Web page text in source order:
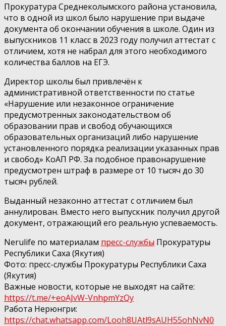
Прокуратура Среднеколымского района установила,
что в одной из школ было нарушение при выдаче
документа об окончании обучения в школе. Один из
выпускников 11 класс в 2023 году получил аттестат с
отличием, хотя не набрал для этого необходимого
количества баллов на ЕГЭ.
Директор школы был привлечён к
административной ответственности по статье
«Нарушение или незаконное ограничение
предусмотренных законодательством об
образовании прав и свобод обучающихся
образовательных организаций либо нарушение
установленного порядка реализации указанных прав
и свобод» КоАП РФ. За подобное правонарушение
предусмотрен штраф в размере от 10 тысяч до 30
тысяч рублей.
Выданный незаконно аттестат с отличием был
аннулирован. Вместо него выпускник получил другой
документ, отражающий его реальную успеваемость.
Nerulife по материалам пресс-службы Прокуратуры
Республики Саха (Якутия)
Фото: пресс-службы Прокуратуры Республики Саха
(Якутия)
Важные новости, которые не выходят на сайте:
https://t.me/+eoAJvW-VnhpmYzQy
Работа Нерюнгри:
https://chat.whatsapp.com/Looh8UAtl9sAUH55ohNvN0